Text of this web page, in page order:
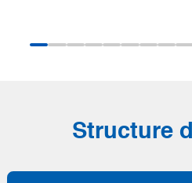
Structure